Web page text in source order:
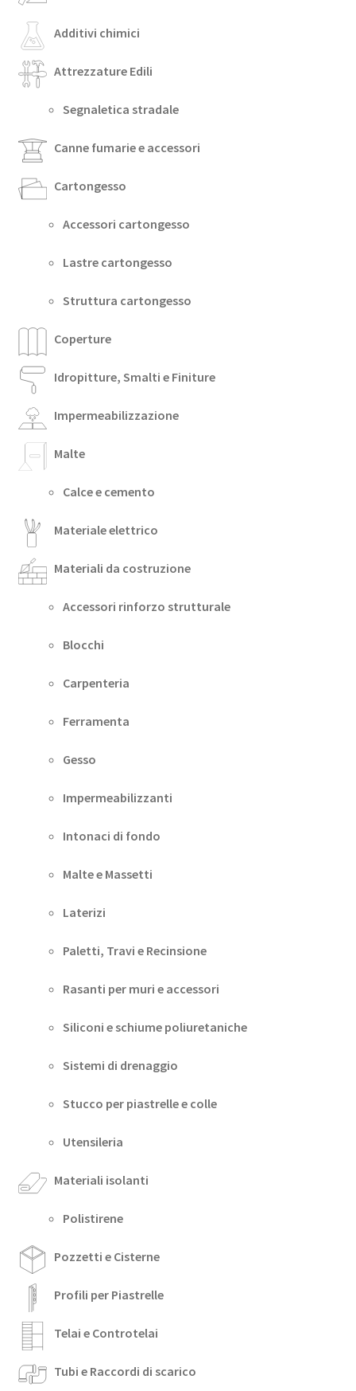
Additivi chimici
Attrezzature Edili
Segnaletica stradale
Canne fumarie e accessori
Cartongesso
Accessori cartongesso
Lastre cartongesso
Struttura cartongesso
Coperture
Idropitture, Smalti e Finiture
Impermeabilizzazione
Malte
Calce e cemento
Materiale elettrico
Materiali da costruzione
Accessori rinforzo strutturale
Blocchi
Carpenteria
Ferramenta
Gesso
Impermeabilizzanti
Intonaci di fondo
Malte e Massetti
Laterizi
Paletti, Travi e Recinsione
Rasanti per muri e accessori
Siliconi e schiume poliuretaniche
Sistemi di drenaggio
Stucco per piastrelle e colle
Utensileria
Materiali isolanti
Polistirene
Pozzetti e Cisterne
Profili per Piastrelle
Telai e Controtelai
Tubi e Raccordi di scarico